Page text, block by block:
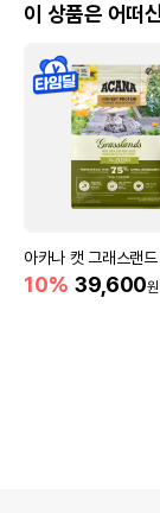
이 상품은 어떠
아카나 캣 그래스랜
10% 39,600원